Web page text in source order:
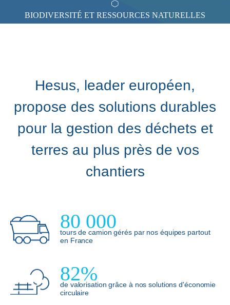
BIODIVERSITÉ ET RESSOURCES NATURELLES
Hesus, leader européen,
propose des solutions durables
pour la gestion des déchets et
terres au plus près de vos
chantiers
80 000
tours de camion gérés par nos équipes partout
en France
82%
de valorisation grâce à nos solutions d'économie
circulaire